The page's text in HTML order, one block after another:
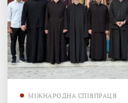
МІЖНАРОДНА СПІВПРАЦЯ